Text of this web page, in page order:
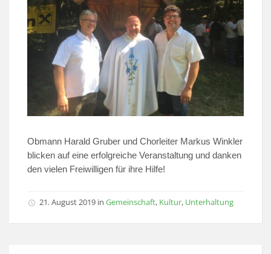
Obmann Harald Gruber und Chorleiter Markus Winkler
blicken auf eine erfolgreiche Veranstaltung und danken
den vielen Freiwilligen für ihre Hilfe!
21. August 2019 in Gemeinschaft, Kultur, Unterhaltung